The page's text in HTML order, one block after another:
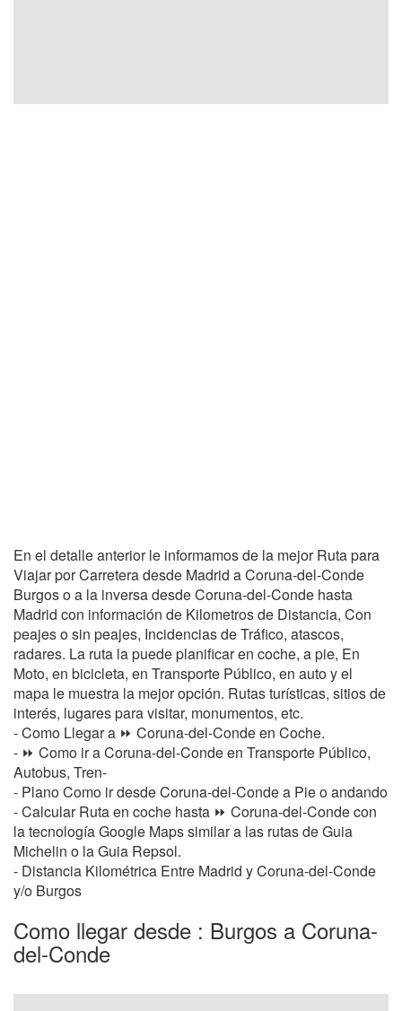
En el detalle anterior le informamos de la mejor Ruta para
Viajar por Carretera desde Madrid a Coruna-del-Conde
Burgos o a la inversa desde Coruna-del-Conde hasta
Madrid con información de Kilometros de Distancia, Con
peajes o sin peajes, Incidencias de Tráfico, atascos,
radares. La ruta la puede planificar en coche, a pie, En
Moto, en bicicleta, en Transporte Público, en auto y el
mapa le muestra la mejor opción. Rutas turísticas, sitios de
interés, lugares para visitar, monumentos, etc.
- Como Llegar a ⏩ Coruna-del-Conde en Coche.
- ⏩ Como ir a Coruna-del-Conde en Transporte Público,
Autobus, Tren-
- Plano Como ir desde Coruna-del-Conde a Pie o andando
- Calcular Ruta en coche hasta ⏩ Coruna-del-Conde con
la tecnología Google Maps similar a las rutas de Guia
Michelin o la Guia Repsol.
- Distancia Kilométrica Entre Madrid y Coruna-del-Conde
y/o Burgos
Como llegar desde : Burgos a Coruna-
del-Conde